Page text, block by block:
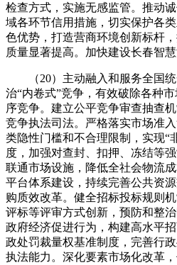
检查方式，实施无感监管。推动
域各环节信用措施，切实保护各
色优势，打造营商环境创新标杆
质量显著提高。加快建设长春智慧
（20）主动融入和服务全国统
治“内卷式”竞争，有效破除各种
序竞争。建立公平竞争审查抽查
竞争执法司法。严格落实市场准
类隐性门槛和不合理限制，实现“
度，加强对查封、扣押、冻结等
联通市场设施，降低全社会物流
平台体系建设，持续完善公共资
购质效改革。健全招标投标规则
评标等评审方式创新，预防和整
政府经济促进行为，构建高水平
政处罚裁量权基准制度，完善行
执法能力。深化要素市场化改革